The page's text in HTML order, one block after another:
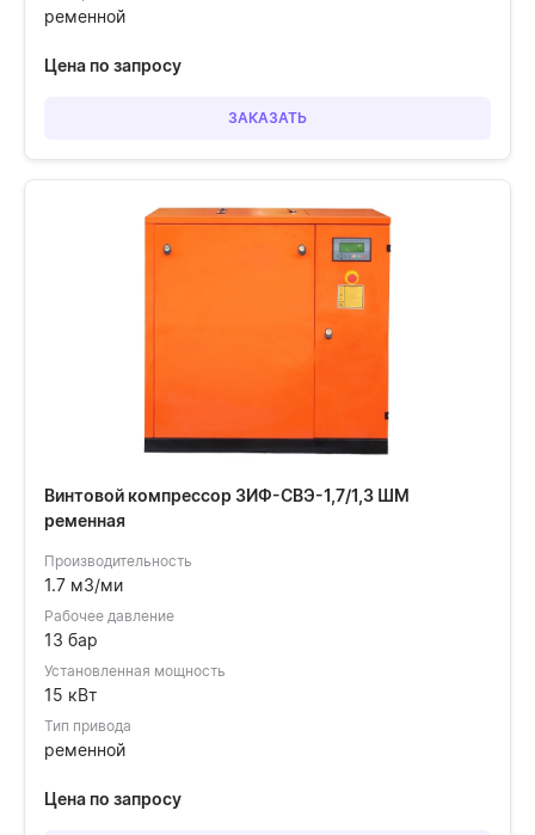
ременной
Цена по запросу
ЗАКАЗАТЬ
Винтовой компрессор ЗИФ-СВЭ-1,7/1,3 ШМ
ременная
Производительность
1.7 м3/ми
Рабочее давление
13 бар
Установленная мощность
15 кВт
Тип привода
ременной
Цена по запросу